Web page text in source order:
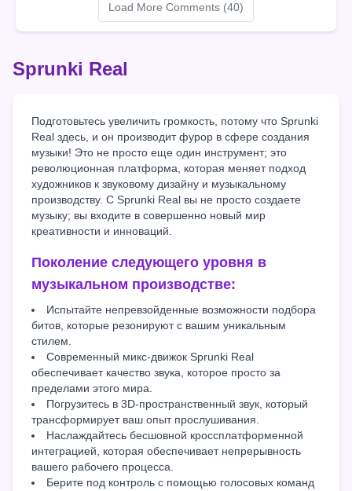
Load More Comments (40)
Sprunki Real
Подготовьтесь увеличить громкость, потому что Sprunki
Real здесь, и он производит фурор в сфере создания
музыки! Это не просто еще один инструмент; это
революционная платформа, которая меняет подход
художников к звуковому дизайну и музыкальному
производству. С Sprunki Real вы не просто создаете
музыку; вы входите в совершенно новый мир
креативности и инноваций.
Поколение следующего уровня в
музыкальном производстве:
Испытайте непревзойденные возможности подбора
битов, которые резонируют с вашим уникальным
стилем.
Современный микс-движок Sprunki Real
обеспечивает качество звука, которое просто за
пределами этого мира.
Погрузитесь в 3D-пространственный звук, который
трансформирует ваш опыт прослушивания.
Наслаждайтесь бесшовной кроссплатформенной
интеграцией, которая обеспечивает непрерывность
вашего рабочего процесса.
Берите под контроль с помощью голосовых команд